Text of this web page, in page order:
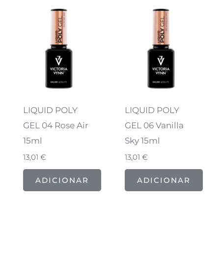
LIQUID POLY
GEL 04 Rose Air
15ml
13,01 €
ADICIONAR
LIQUID POLY
GEL 06 Vanilla
Sky 15ml
13,01€
ADICIONAR